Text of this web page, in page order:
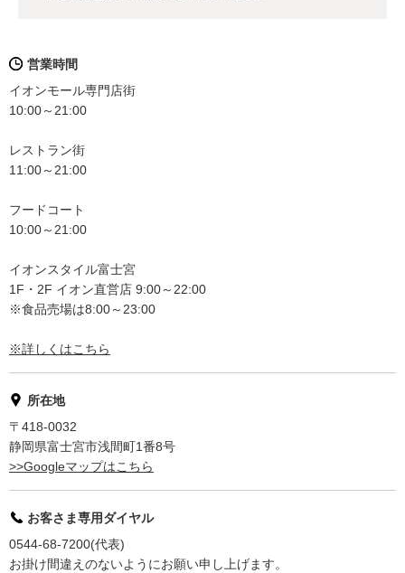
営業時間
イオンモール専門店街
10:00～21:00
レストラン街
11:00～21:00
フードコート
10:00～21:00
イオンスタイル富士宮
1F・2F イオン直営店 9:00～22:00
※食品売場は8:00～23:00
※詳しくはこちら
所在地
〒418-0032
静岡県富士宮市浅間町1番8号
>>Googleマップはこちら
お客さま専用ダイヤル
0544-68-7200(代表)
お掛け間違えのないようにお願い申し上げます。